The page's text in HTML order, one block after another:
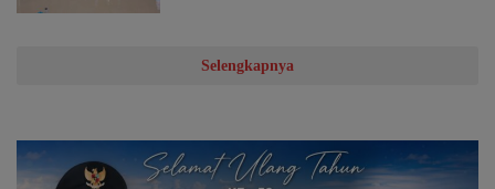
Selengkapnya